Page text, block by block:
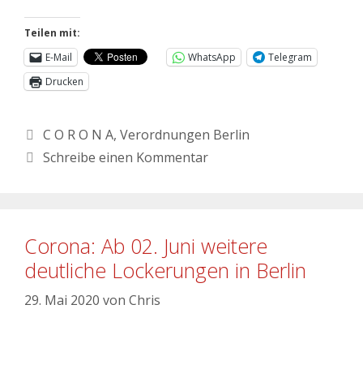
Teilen mit:
E-Mail
WhatsApp
Telegram
Drucken
C O R O N A, Verordnungen Berlin
Schreibe einen Kommentar
Corona: Ab 02. Juni weitere
deutliche Lockerungen in Berlin
29. Mai 2020 von Chris